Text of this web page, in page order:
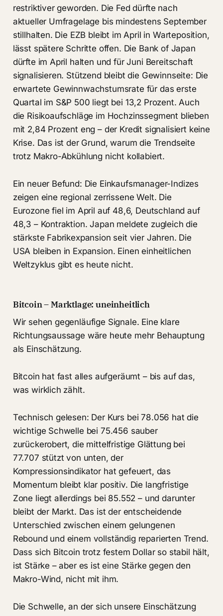
restriktiver geworden. Die Fed dürfte nach
aktueller Umfragelage bis mindestens September
stillhalten. Die EZB bleibt im April in Warteposition,
lässt spätere Schritte offen. Die Bank of Japan
dürfte im April halten und für Juni Bereitschaft
signalisieren. Stützend bleibt die Gewinnseite: Die
erwartete Gewinnwachstumsrate für das erste
Quartal im S&P 500 liegt bei 13,2 Prozent. Auch
die Risikoaufschläge im Hochzinssegment blieben
mit 2,84 Prozent eng – der Kredit signalisiert keine
Krise. Das ist der Grund, warum die Trendseite
trotz Makro-Abkühlung nicht kollabiert.
Ein neuer Befund: Die Einkaufsmanager-Indizes
zeigen eine regional zerrissene Welt. Die
Eurozone fiel im April auf 48,6, Deutschland auf
48,3 – Kontraktion. Japan meldete zugleich die
stärkste Fabrikexpansion seit vier Jahren. Die
USA bleiben in Expansion. Einen einheitlichen
Weltzyklus gibt es heute nicht.
Bitcoin – Marktlage: uneinheitlich
Wir sehen gegenläufige Signale. Eine klare
Richtungsaussage wäre heute mehr Behauptung
als Einschätzung.
Bitcoin hat fast alles aufgeräumt – bis auf das,
was wirklich zählt.
Technisch gelesen: Der Kurs bei 78.056 hat die
wichtige Schwelle bei 75.456 sauber
zurückerobert, die mittelfristige Glättung bei
77.707 stützt von unten, der
Kompressionsindikator hat gefeuert, das
Momentum bleibt klar positiv. Die langfristige
Zone liegt allerdings bei 85.552 – und darunter
bleibt der Markt. Das ist der entscheidende
Unterschied zwischen einem gelungenen
Rebound und einem vollständig reparierten Trend.
Dass sich Bitcoin trotz festem Dollar so stabil hält,
ist Stärke – aber es ist eine Stärke gegen den
Makro-Wind, nicht mit ihm.
Die Schwelle, an der sich unsere Einschätzung